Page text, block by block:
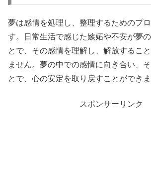
夢は感情を処理し、整理するためのプ
す。日常生活で感じた嫉妬や不安が夢
とで、その感情を理解し、解放するこ
ません。夢の中での感情に向き合い、
とで、心の安定を取り戻すことができま
スポンサーリンク